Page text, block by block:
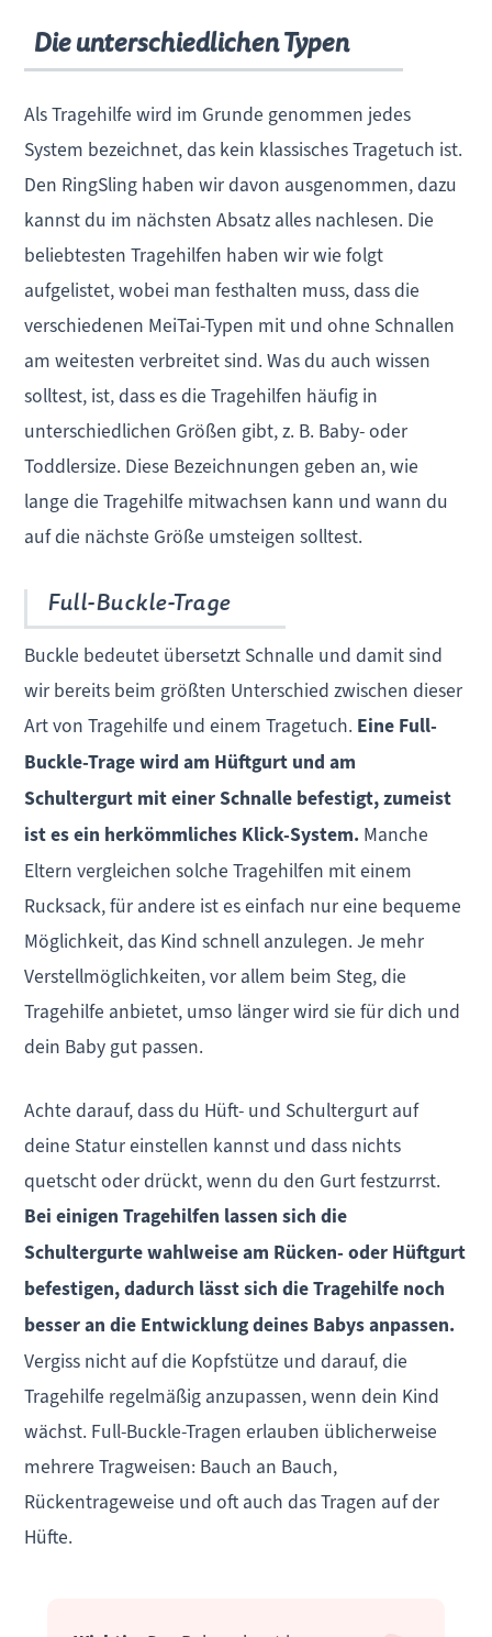
Die unterschiedlichen Typen
Als Tragehilfe wird im Grunde genommen jedes
System bezeichnet, das kein klassisches Tragetuch ist.
Den RingSling haben wir davon ausgenommen, dazu
kannst du im nächsten Absatz alles nachlesen. Die
beliebtesten Tragehilfen haben wir wie folgt
aufgelistet, wobei man festhalten muss, dass die
verschiedenen MeiTai-Typen mit und ohne Schnallen
am weitesten verbreitet sind. Was du auch wissen
solltest, ist, dass es die Tragehilfen häufig in
unterschiedlichen Größen gibt, z. B. Baby- oder
Toddlersize. Diese Bezeichnungen geben an, wie
lange die Tragehilfe mitwachsen kann und wann du
auf die nächste Größe umsteigen solltest.
Full-Buckle-Trage
Buckle bedeutet übersetzt Schnalle und damit sind
wir bereits beim größten Unterschied zwischen dieser
Art von Tragehilfe und einem Tragetuch. Eine Full-
Buckle-Trage wird am Hüftgurt und am
Schultergurt mit einer Schnalle befestigt, zumeist
ist es ein herkömmliches Klick-System. Manche
Eltern vergleichen solche Tragehilfen mit einem
Rucksack, für andere ist es einfach nur eine bequeme
Möglichkeit, das Kind schnell anzulegen. Je mehr
Verstellmöglichkeiten, vor allem beim Steg, die
Tragehilfe anbietet, umso länger wird sie für dich und
dein Baby gut passen.
Achte darauf, dass du Hüft- und Schultergurt auf
deine Statur einstellen kannst und dass nichts
quetscht oder drückt, wenn du den Gurt festzurrst.
Bei einigen Tragehilfen lassen sich die
Schultergurte wahlweise am Rücken- oder Hüftgurt
befestigen, dadurch lässt sich die Tragehilfe noch
besser an die Entwicklung deines Babys anpassen.
Vergiss nicht auf die Kopfstütze und darauf, die
Tragehilfe regelmäßig anzupassen, wenn dein Kind
wächst. Full-Buckle-Tragen erlauben üblicherweise
mehrere Tragweisen: Bauch an Bauch,
Rückentrageweise und oft auch das Tragen auf der
Hüfte.